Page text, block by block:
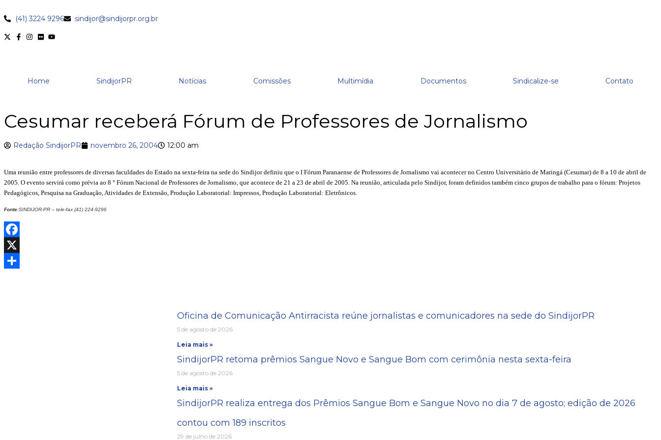
(41) 3224 9296 sindijor@sindijorpr.org.br
Home SindijorPR Notícias Comissões Multimídia Documentos Sindicalize-se Contato
Cesumar receberá Fórum de Professores de Jornalismo
Redação SindijorPR novembro 26, 2004 12:00 am
Uma reunião entre professores de diversas faculdades do Estado na sexta-feira na sede do Sindijor definiu que o I Fórum Paranaense de Professores de Jornalismo vai acontecer no Centro Universitário de Maringá (Cesumar) de 8 a 10 de abril de
2005. O evento servirá como prévia ao 8 ° Fórum Nacional de Professores de Jornalismo, que acontece de 21 a 23 de abril de 2005. Na reunião, articulada pelo Sindijor, foram definidos também cinco grupos de trabalho para o fórum: Projetos
Pedagógicos, Pesquisa na Graduação, Atividades de Extensão, Produção Laboratorial: Impressos, Produção Laboratorial: Eletrônicos.
Fonte:SINDIJOR-PR – tele-fax (41) 224-9296
Facebook
X
Oficina de Comunicação Antirracista reúne jornalistas e comunicadores na sede do SindijorPR
5 de agosto de 2026
Leia mais »
SindijorPR retoma prêmios Sangue Novo e Sangue Bom com cerimônia nesta sexta-feira
5 de agosto de 2026
Leia mais »
SindijorPR realiza entrega dos Prêmios Sangue Bom e Sangue Novo no dia 7 de agosto; edição de 2026
contou com 189 inscritos
29 de julho de 2026